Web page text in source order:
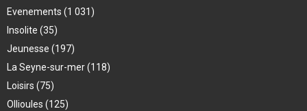
Evenements (1 031)
Insolite (35)
Jeunesse (197)
La Seyne-sur-mer(118)
Loisirs (75)
Ollioules (125)